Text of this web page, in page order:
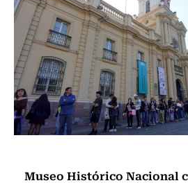
Museo Histórico Nacional